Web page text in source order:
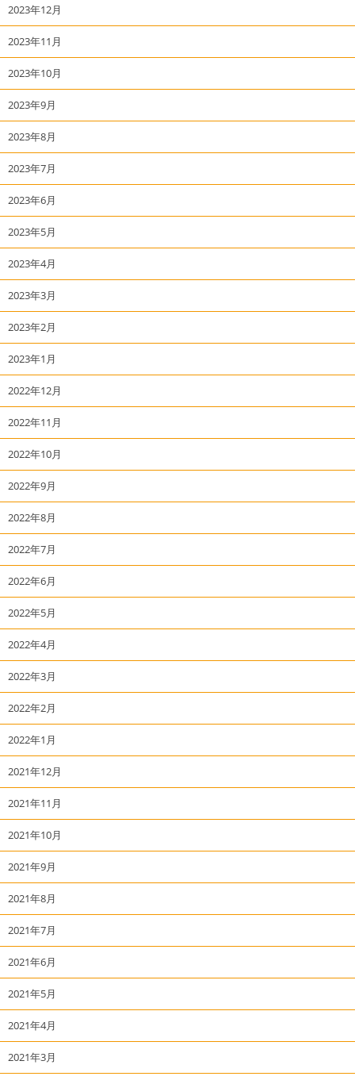
2023年12月
2023年11月
2023年10月
2023年9月
2023年8月
2023年7月
2023年6月
2023年5月
2023年4月
2023年3月
2023年2月
2023年1月
2022年12月
2022年11月
2022年10月
2022年9月
2022年8月
2022年7月
2022年6月
2022年5月
2022年4月
2022年3月
2022年2月
2022年1月
2021年12月
2021年11月
2021年10月
2021年9月
2021年8月
2021年7月
2021年6月
2021年5月
2021年4月
2021年3月